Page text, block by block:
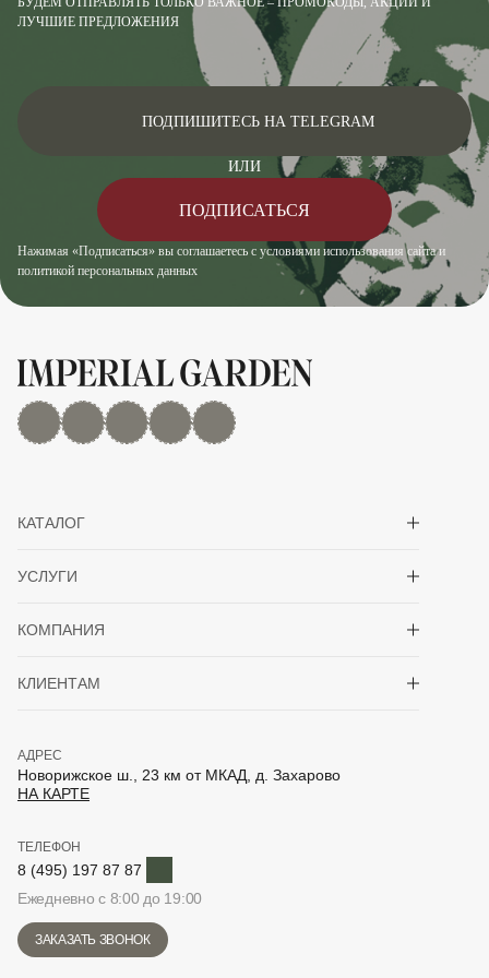
ЛУЧШИЕ ПРЕДЛОЖЕНИЯ
Нажимая «Подписаться» вы соглашаетесь с условиями использования сайта и
политикой персональных данных
ПОДПИШИТЕСЬ НА TELEGRAM
ИЛИ
ПОДПИСАТЬСЯ
MAX Дзен YouTuberutubeTelegram
КАТАЛОГ
УСЛУГИ
КОМПАНИЯ
КЛИЕНТАМ
АДРЕС
Новорижское ш., 23 км от МКАД, д. Захарово
НА КАРТЕ
ТЕЛЕФОН
8 (495) 197 87 87
Ежедневно с 8:00 до 19:00
ЗАКАЗАТЬ ЗВОНОК